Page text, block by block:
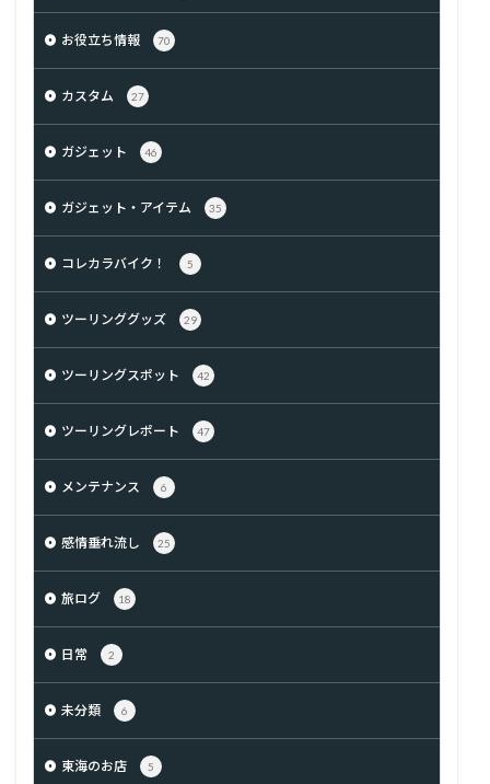
お役立ち情報 70
カスタム 27
ガジェット 46
ガジェット・アイテム 35
コレカラバイク！ 5
ツーリンググッズ 29
ツーリングスポット 42
ツーリングレポート 47
メンテナンス 6
感情垂れ流し 25
旅ログ 18
日常 2
未分類 6
東海のお店 5